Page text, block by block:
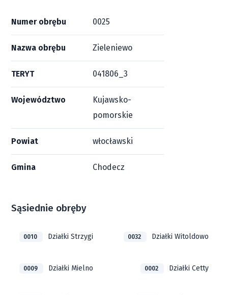
Numer obrębu 0025
Nazwa obrębu Zieleniewo
TERYT 041806_3
Województwo
Kujawsko-
pomorskie
Powiat włocławski
Gmina Chodecz
Sąsiednie obręby
0010 Działki Strzygi 0032 Działki Witoldowo
0009 Działki Mielno 0002 Działki Cetty